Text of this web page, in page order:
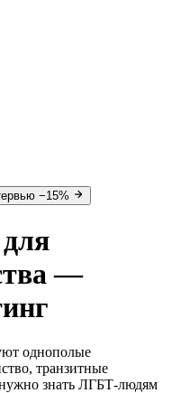
−15%
—
однополые
транзитные
знать ЛГБТ-людям